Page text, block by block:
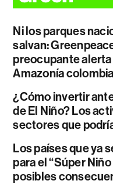
Ni los parques
salvan:
preocupante
Amazonía
¿Cómo invertir
de El Niño? Los
sectores que
Los países que ya
para el “Súper
posibles